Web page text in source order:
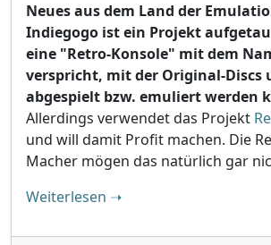
Neues aus dem Land der
Indiegogo ist ein Projekt
eine "Retro-Konsole" mit dem
verspricht, mit der Original-Discs
abgespielt bzw. emuliert werden
Allerdings verwendet das Projekt
und will damit Profit machen. Die
Macher mögen das natürlich gar
Weiterlesen "Seedi: "Retro-
➝